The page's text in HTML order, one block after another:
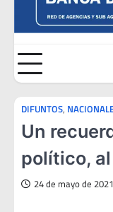
DIFUNTOS,
Un
político,
24 de mayo de 2021